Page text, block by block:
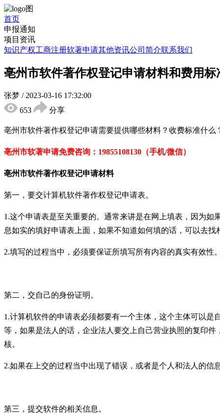
首页
申报通知
项目资讯
知识产权工商注册软著申请其他资讯公司简介联系我们
亳州市软件著作权登记申请材料和费用标
张梦 / 2023-03-16 17:32:00
653
分享
亳州市软件著作权登记申请需要提供哪些材料？收费标准什
亳州市软著申请免费咨询： 19855108130（手机/微信）
亳州市软件著作权登记申请材料
第一，要交计算机软件著作权登记申请表。
1.这个申请表是至关重要的。通常来讲是在网上填表，因为
息如实的填好申请表上面，如果不知道如何填的话，可以去找
2.填写的过程当中，必须要保证所填写所有内容的真实有效
第二，交自己的身份证明。
1.计算机软件的申请表必须都要有一个主体，这个主体可以
等，如果是法人的话，企业法人要交上自己营业执照的复印
核。
2.如果在上交的过程当中出现了错误，或者是个人和法人的
第三，提交软件的相关信息。